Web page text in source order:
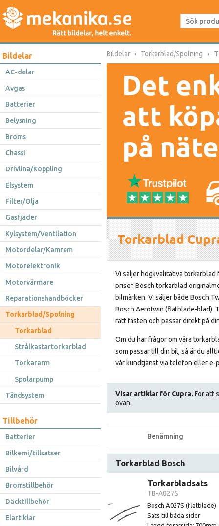
Bildelar
AC-delar
Avgas
Batterier
Belysning
Broms
Chassi
Drivlina/Koppling
Elsystem
Filter/Olja
Gasfjäder
Kylsystem/Ventilation
Motordelar/Kamrem
Motorelektronik
Motorvärmare
Reparationshandböcker
Torkarblad/Spolning
Torkarblad
Strålkastartorkarblad
Torkararm
Spolarpump
Tändsystem
Tillbehör
Batterier
Bilkemi/tillsatser
Bilvård
Bromstillbehör
Däcktillbehör
Elartiklar
Bildelar Torkarblad/Spolning
Det
att
på
Torkarblad
Vi säljer högkvalitativa torkarblad
priser. Bosch torkarblad
bilmärken. Vi säljer både Bosch
Bosch Aerotwin (flatblade-blad).
rätt fästen och passar direkt på
Om du har frågor om våra
som passar till din bil, så är du
vår kundtjänst via telefon eller e-
Visar artiklar för Cupra. För att
ovan.
Benämning
Torkarblad Bosch
Torkarbladsats
TB-A027S
Bosch A027S (flatblade)
Sats till båda sidor